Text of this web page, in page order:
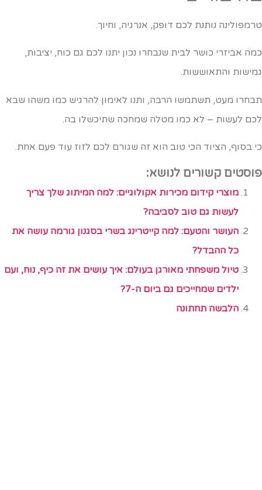
נותנת לכם דופק, אנרגיה, וחיוך.
אביזרי כושר לבית שנבחרו נכון יתנו לכם גם כוח, יציבות,
והתאוששות.
מעט, תשתמשו הרבה, ותנו לאימון להרגיש כמו משהו שבא
לעשות – לא כמו מטלה שמחכה שתיכשלו בה.
בסוף, הציוד הכי טוב הוא זה שגורם לכם לזוז עוד פעם אחת.
קשורים לנושא:
מוצרי קידום מכירות אקולוגיים: למה המיתוג שלך צריך
לעשות גם טוב לסביבה?
העושר והטעם: למה קייטרינג בשרי בסגנון גורמה עושה את
כל ההבדל?
טיול משפחתי מאורגן בעולם: איך עושים את זה כיף, נוח, ועם
ילדים שמחייכים גם ביום ה-7?
הלבשה תחתונה